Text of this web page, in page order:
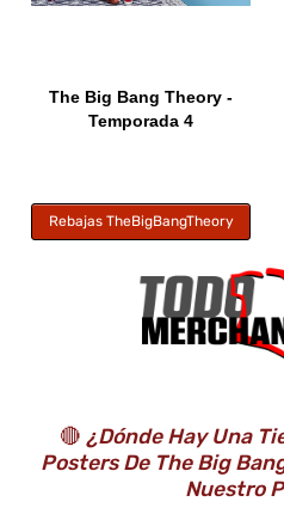
The Big Bang Theory -
Temporada 4
Rebajas TheBigBangTheory
🔴 ¿Dónde Hay Una
Posters De The Big
Nuestro